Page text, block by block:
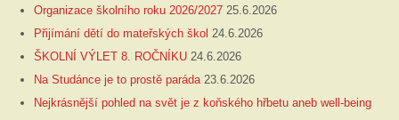
Organizace školního roku 2026/2027 25.6.2026
Přijímání dětí do mateřských škol 24.6.2026
ŠKOLNÍ VÝLET 8. ROČNÍKU 24.6.2026
Na Studánce je to prostě paráda 23.6.2026
Nejkrásnější pohled na svět je z koňského hřbetu aneb well-being